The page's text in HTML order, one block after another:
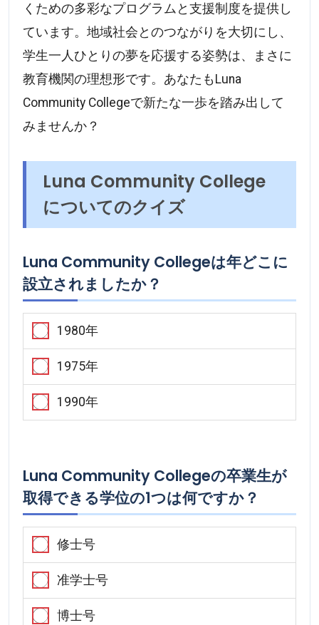
くための多彩なプログラムと支援制度を提供し
ています。地域社会とのつながりを大切にし、
学生一人ひとりの夢を応援する姿勢は、まさに
教育機関の理想形です。あなたもLuna
Community Collegeで新たな一歩を踏み出して
みませんか？
Luna Community College
についてのクイズ
Luna Community Collegeは年どこに
設立されましたか？
1980年
1975年
1990年
Luna Community Collegeの卒業生が
取得できる学位の1つは何ですか？
修士号
准学士号
博士号